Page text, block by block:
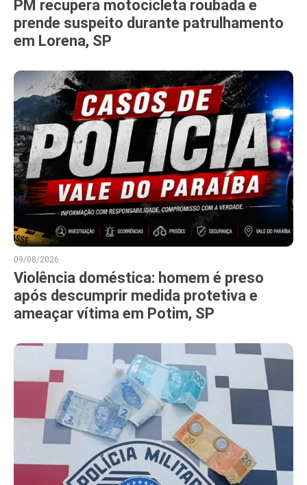
PM recupera motocicleta roubada e
prende suspeito durante patrulhamento
em Lorena, SP
09/08/2026
Violência doméstica: homem é preso
após descumprir medida protetiva e
ameaçar vítima em Potim, SP